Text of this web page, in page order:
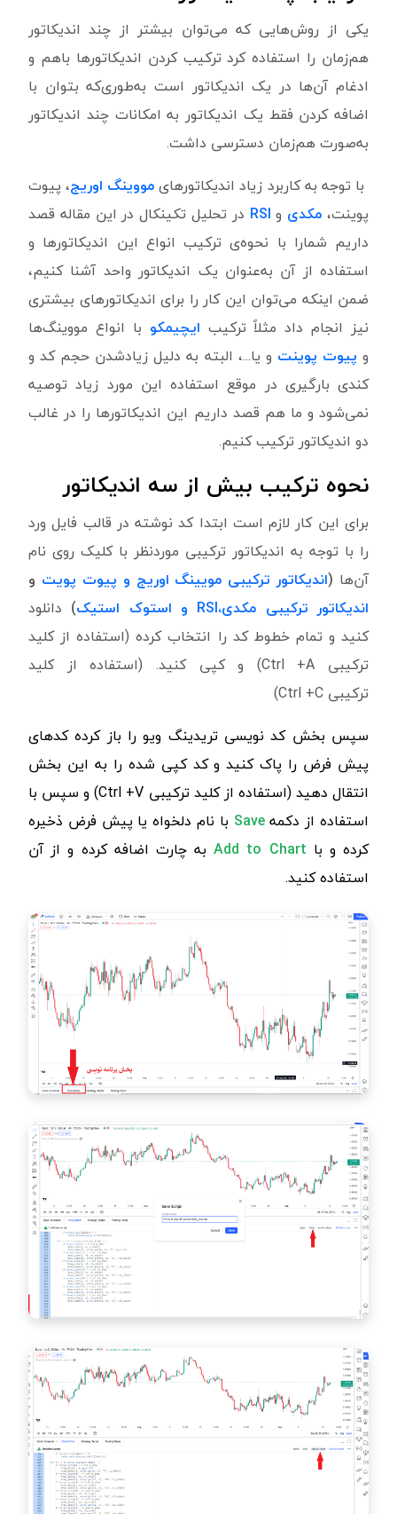
یکی از روش‌هایی که می‌توان بیشتر از چند اندیکاتور
هم‌زمان را استفاده کرد ترکیب کردن اندیکاتورها باهم و
ادغام آن‌ها در یک اندیکاتور است به‌طوری‌که بتوان با
اضافه کردن فقط یک اندیکاتور به امکانات چند اندیکاتور
به‌صورت هم‌زمان دسترسی داشت.
با توجه به کاربرد زیاد اندیکاتورهایمووینگ اوریج، پیوت
پوینت، مکدی و RSI در تحلیل تکینکال در این مقاله قصد
داریم شمارا با نحوه‌ی ترکیب انواع این اندیکاتورها و
استفاده از آن به‌عنوان یک اندیکاتور واحد آشنا کنیم،
ضمن اینکه می‌توان این کار را برای اندیکاتورهای بیشتری
نیز انجام داد مثلاً ترکیب ایچیمکو با انواع مووینگ‌ها
و پیوت پوینت و یا...، البته به دلیل زیادشدن حجم کد و
کندی بارگیری در موقع استفاده این مورد زیاد توصیه
نمی‌شود و ما هم قصد داریم این اندیکاتورها را در غالب
دو اندیکاتور ترکیب کنیم.
نحوه ترکیب بیش از سه اندیکاتور
برای این کار لازم است ابتدا کد نوشته در قالب فایل ورد
را با توجه به اندیکاتور ترکیبی موردنظر با کلیک روی نام
آن‌ها (اندیکاتور ترکیبی مویینگ اوریج و پیوت پویت و
اندیکاتور ترکیبی مکدی،RSI و استوک استیک) دانلود
کنید و تمام خطوط کد را انتخاب کرده (استفاده از کلید
ترکیبی Ctrl +A) و کپی کنید. (استفاده از کلید
ترکیبی Ctrl +C)
سپس بخش کد نویسی تریدینگ ویو را باز کرده کدهای
پیش فرض را پاک کنید و کد کپی شده را به این بخش
انتقال دهید (استفاده از کلید ترکیبی Ctrl +V
)و سپس با
استفاده از دکمه Save با نام دلخواه یا پیش فرض ذخیره
کرده و با Add to Chart به چارت اضافه کرده و از آن
استفاده کنید.